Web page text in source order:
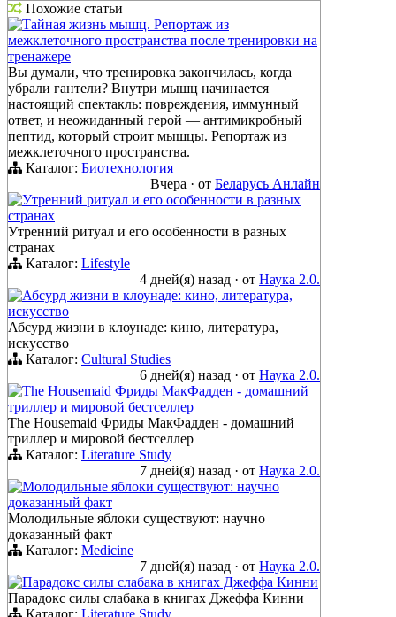
Похожие статьи
Тайная жизнь мышц. Репортаж из
межклеточного пространства после тренировки на
тренажере
Вы думали, что тренировка закончилась, когда
убрали гантели? Внутри мышц начинается
настоящий спектакль: повреждения, иммунный
ответ, и неожиданный герой — антимикробный
пептид, который строит мышцы. Репортаж из
межклеточного пространства.
Каталог: Биотехнология
Вчера · от Беларусь Анлайн
Утренний ритуал и его особенности в разных
странах
Утренний ритуал и его особенности в разных
странах
Каталог: Lifestyle
4 дней(я) назад · от Наука 2.0.
Абсурд жизни в клоунаде: кино, литература,
искусство
Абсурд жизни в клоунаде: кино, литература,
искусство
Каталог: Cultural Studies
6 дней(я) назад · от Наука 2.0.
The Housemaid Фриды МакФадден - домашний
триллер и мировой бестселлер
The Housemaid Фриды МакФадден - домашний
триллер и мировой бестселлер
Каталог: Literature Study
7 дней(я) назад · от Наука 2.0.
Молодильные яблоки существуют: научно
доказанный факт
Молодильные яблоки существуют: научно
доказанный факт
Каталог: Medicine
7 дней(я) назад · от Наука 2.0.
Парадокс силы слабака в книгах Джеффа Кинни
Парадокс силы слабака в книгах Джеффа Кинни